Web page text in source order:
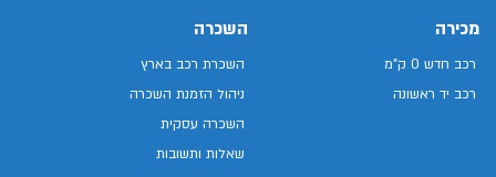
מכירה
רכב חדש 0 ק"מ
רכב יד ראשונה
השכרה
השכרת רכב בארץ
ניהול הזמנת השכרה
השכרה עסקית
שאלות ותשובות